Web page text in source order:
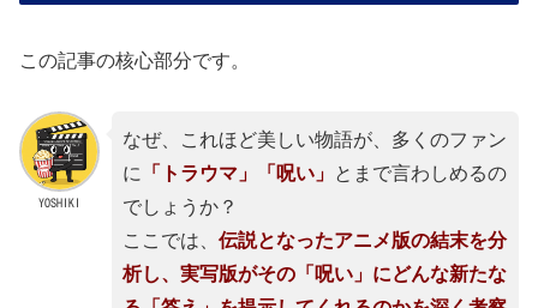
この記事の核心部分です。
YOSHIKI
なぜ、これほど美しい物語が、多くのファン
に 「トラウマ」「呪い」
とまで言わしめるの
でしょうか？
ここでは、 伝説となったアニメ版の結末を分
析し、実写版がその「呪い」にどんな新たな